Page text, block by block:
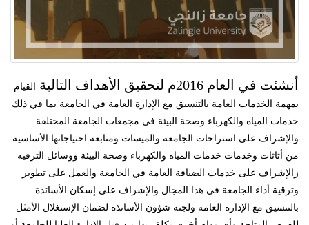
أنشئت في العام 2016م لتحقيق الأهداف التالية
القيام
بمهمة الخدمات العامة بالتنسيق مع الإدارة العامة في الجامعة بما في ذلك
خدمات المياه والكهرباء وصحة البيئة في مجمعات الجامعة المختلفة
والإشراف على استراحات الجامعة والميسات ومتابعة احتياجاتها الأساسية
من أثاثات وخدمات خدمات المياه والكهرباء وصحة البيئة ووسائل الترفيه
ز الإشراف على خدمات الضيافة العامة في الجامعة والعمل على تطوير
وترقية أداء الجامعة في هذا المجال والإشراف على إسكان الأساتذة
بالتنسيق مع الإدارة العامة ولجنة شؤون الأساتذة لضمان الإستغلال الأمثل